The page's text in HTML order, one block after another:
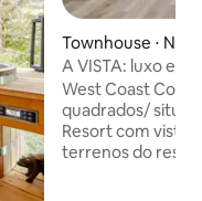
Townhouse ⋅
A VISTA: luxo e
West Coast
quadrados/
Resort com vistas
terrenos do